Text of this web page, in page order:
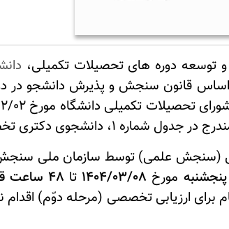
دوره های تحصیلات تکمیلی،
1، دانشجوی دکتری تخصصی (
اوّل (سنجش علمی) توسط سازمان ملی
مورخ 1404/03/08 تا 48 ساعت قبل از شروع مصاحبه هر رشته محل
برای ارزیابی تخصصی (مرحله دوّم)